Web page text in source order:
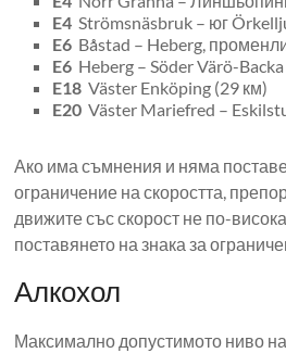
E4 Strömsnäsbruk – юг
E6 Båstad – Heberg,
E6 Heberg – Söder Värö-
E18 Väster Enköping (29 км)
E20 Väster Mariefred –
Ако има съмнения и няма
ограничение на скоростта,
движите със скорост не по-
поставянето на знака за
Алкохол
Максимално допустимото ниво